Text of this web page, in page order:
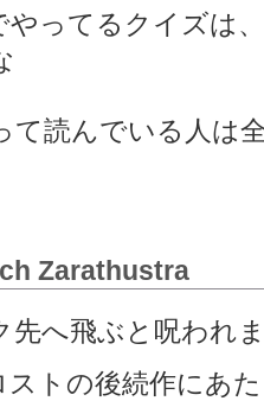
ってるクイズは
読んでいる人は
Zarathustra
へ飛ぶと呪われ
トの後続作にあ